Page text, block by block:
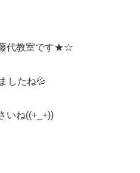
代教室です★☆
したね💦
いね((+_+))